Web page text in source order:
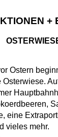
+
Ostern
eine
vieles mehr.